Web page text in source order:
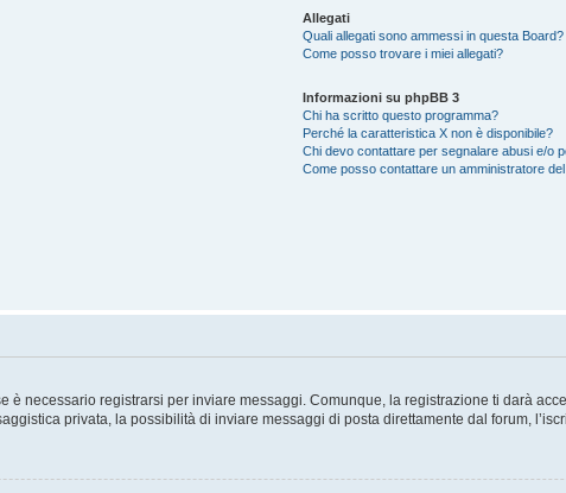
Allegati
Quali allegati sono ammessi in questa Board?
Come posso trovare i miei allegati?
Informazioni su phpBB 3
Chi ha scritto questo programma?
Perché la caratteristica X non è disponibile?
Chi devo contattare per segnalare abusi e/o
Come posso contattare un amministratore
è necessario registrarsi per inviare messaggi. Comunque, la registrazione ti darà
privata, la possibilità di inviare messaggi di posta direttamente dal forum,